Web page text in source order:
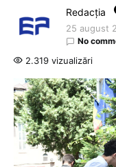
Redacția
25 august
No
2.319 vizualizări